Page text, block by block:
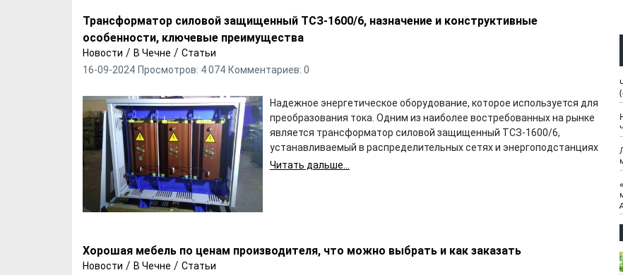
Трансформатор силовой защищенный ТСЗ-1600/6, назначение и конструктивные
особенности, ключевые преимущества
Новости / В Чечне / Статьи
16-09-2024 Просмотров: 4 074 Комментариев: 0
Надежное энергетическое оборудование, которое используется для
преобразования тока. Одним из наиболее востребованных на рынке
является трансформатор силовой защищенный ТСЗ-1600/6,
устанавливаемый в распределительных сетях и энергоподстанциях
Читать дальше...
Хорошая мебель по ценам производителя, что можно выбрать и как заказать
Новости / В Чечне / Статьи